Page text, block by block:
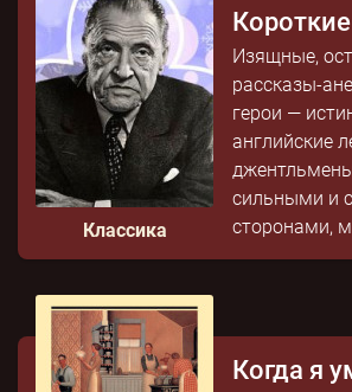
Классика
Изящные,
рассказы-
герои —
английские
сильными и
сторонами,
Когда я